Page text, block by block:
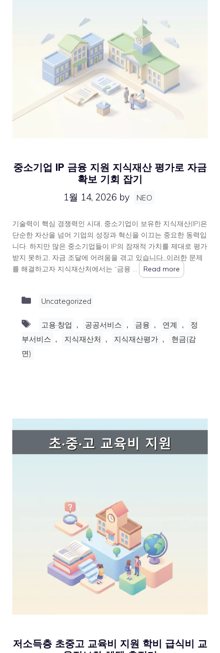
중소기업 IP 금융 지원 지식재산 평가로 자금
확보 기회 잡기
1월 14, 2026 by NEO
기술력이 핵심 경쟁력인 시대, 중소기업이 보유한 지식재산(IP)은
단순한 자산을 넘어 기업의 성장과 혁신을 이끄는 중요한 동력입
니다. 하지만 많은 중소기업들이 IP의 잠재적 가치를 제대로 평가
받지 못하고, 자금 조달에 어려움을 겪고 있습니다. 이러한 문제
를 해결하고자 지식재산처에서는 “금융 …
Read more
Categories
Uncategorized
Tags
고용·창업 , 공공서비스 , 금융 , 연계 ,
정
부서비스 , 지식재산처 , 지식재산평가 ,
현금(감
면)
저소득층 초중고 교육비 지원 학비 급식비 교